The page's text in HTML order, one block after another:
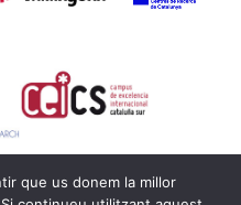
Tarragona
que us donem la millor